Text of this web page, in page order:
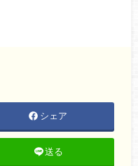
シェア
送る